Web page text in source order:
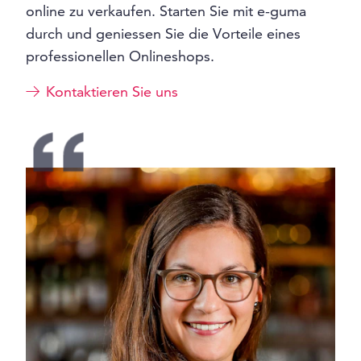
online zu verkaufen. Starten Sie mit e-guma
durch und geniessen Sie die Vorteile eines
professionellen Onlineshops.
Kontaktieren Sie uns